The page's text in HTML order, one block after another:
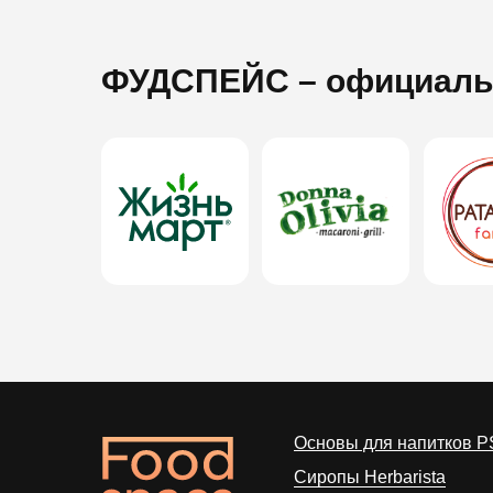
ФУДСПЕЙС –
Основы для напитков
Сиропы Herbarista